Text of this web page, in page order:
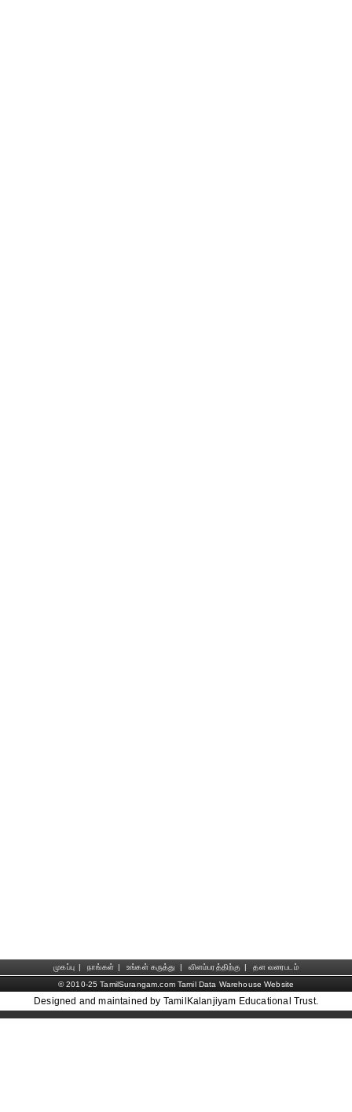
முகப்பு | நாங்கள் | உங்கள் கருத்து | விளம்பரத்திற்கு |
தள வரைபடம்
© 2010-25 TamilSurangam.com Tamil Data Warehouse Website
Designed and maintained by TamilKalanjiyam Educational Trust.